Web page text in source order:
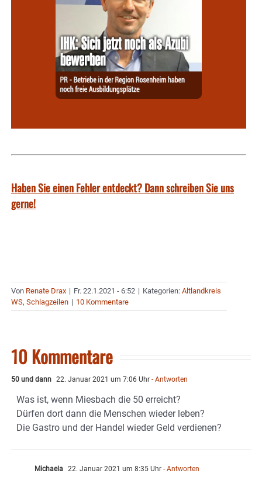
Haben Sie einen Fehler entdeckt? Dann schreiben Sie uns
gerne!
Von Renate Drax | Fr. 22.1.2021 - 6:52 | Kategorien: Altlandkreis
WS, Schlagzeilen | 10 Kommentare
10 Kommentare
50 und dann 22. Januar 2021 um 7:06 Uhr - Antworten
Was ist, wenn Miesbach die 50 erreicht?
Dürfen dort dann die Menschen wieder leben?
Die Gastro und der Handel wieder Geld verdienen?
Michaela 22. Januar 2021 um 8:35 Uhr - Antworten